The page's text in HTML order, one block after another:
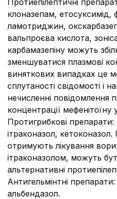
Протиепілептичні
клоназепам, етосуксимід,
ламотриджин,
вальпроєва кислота,
карбамазепіну можуть
зменшуватися плазмові
виняткових випадках це
сплутаності свідомості і
нечисленні повідомлення
концентрації мефенітоїну
Протигрибкові
ітраконазол, кетоконазол.
отримують лікування
ітраконазолом, можуть
альтернативні
Антигельмінтні
альбендазол.